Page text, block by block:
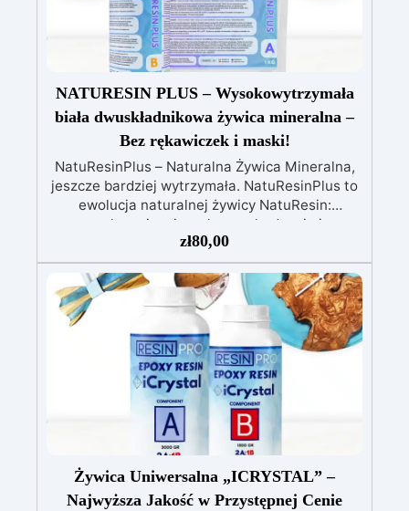
NATURESIN PLUS – Wysokowytrzymała
biała dwuskładnikowa żywica mineralna –
Bez rękawiczek i maski!
NatuResinPlus – Naturalna Żywica Mineralna,
jeszcze bardziej wytrzymała. NatuResinPlus to
ewolucja naturalnej żywicy NatuResin:
zachowuje mineralne pochodzenie i
strukturalny wygląd NatureResin, ale zastępuje
wodę akrylowym płynem na bazie wody
(dołączonym do zestawu), który zwiększa
odporność, elastyczność i wodoodporność.
Efekt? Trwalsze, odporne na uderzenia i
niechłonne przedmioty – idealne do tworzenia
świeczników, mydelniczek i elementów
dekoracyjnych odpornych na wilgoć. Główne
Większa odporność na uderzenia i
elastyczność
Wodoodporność bez
dodatkowych zabiegów
Formuła na bazie
wody – bezpieczna i ekologiczna
odlewania, barwienia i wykańczania
Gładkie,
precyzyjne i personalizowane powierzchnie
zł80,00
Żywica Uniwersalna „ICRYSTAL” –
Najwyższa Jakość w Przystępnej Cenie